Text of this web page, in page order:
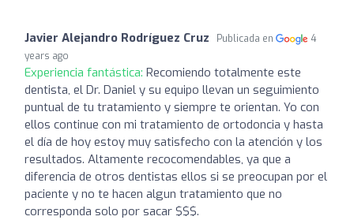
Javier Alejandro Rodríguez Cruz Publicada en
4
years ago
Experiencia fantástica: Recomiendo totalmente este
dentista, el Dr. Daniel y su equipo llevan un seguimiento
puntual de tu tratamiento y siempre te orientan. Yo con
ellos continue con mi tratamiento de ortodoncia y hasta
el día de hoy estoy muy satisfecho con la atención y los
resultados. Altamente recocomendables, ya que a
diferencia de otros dentistas ellos si se preocupan por el
paciente y no te hacen algun tratamiento que no
corresponda solo por sacar $$$.